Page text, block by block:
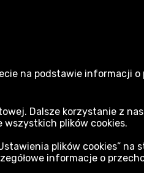
na podstawie informacji
Dalsze korzystanie z
plików cookies.
plików cookies” na
informacje o